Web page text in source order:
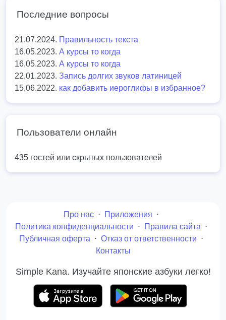
Последние вопросы
21.07.2024. Правильность текста
16.05.2023. А курсы то когда
16.05.2023. А курсы то когда
22.01.2023. Запись долгих звуков латиницей
15.06.2022. как добавить иероглифы в избранное?
Пользователи онлайн
435 гостей или скрытых пользователей
Про нас ⋅ Приложения ⋅
Политика конфиденциальности ⋅ Правила сайта ⋅
Публичная оферта ⋅ Отказ от ответственности ⋅
Контакты
Simple Kana. Изучайте японские азбуки легко!